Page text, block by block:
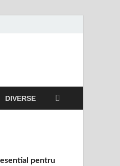
DIVERSE
pentru